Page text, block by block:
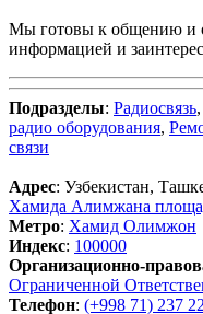
Мы готовы к общению и
информацией и
Подразделы: Радиосвязь,
радио оборудования,
связи
Адрес: Узбекистан,
Хамида Алимжана
Метро: Хамид Олимжон
Индекс: 100000
Организационно-
Ограниченной
Телефон: (+998 71) 237